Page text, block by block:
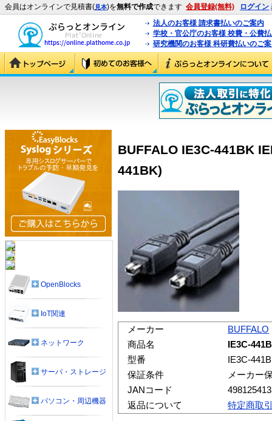
会員はオンラインで見積書(見本)を無料で作成できます 会員登録(無料) ログイン
法人のお客様 請求書払いのご案内
学校・官公庁のお客様 校費・公費
研究機関のお客様 科研費払いのご
BUFFALO IE3C-441BK
441BK)
メーカー
BUFFALO
商品名
IE3C-
型番
IE3C-
保証条件
メーカー
JANコード
返品について
特定商取
OpenBlocks
IoT関連
ネットワーク
サーバ・ストレージ
パソコン・周辺機器